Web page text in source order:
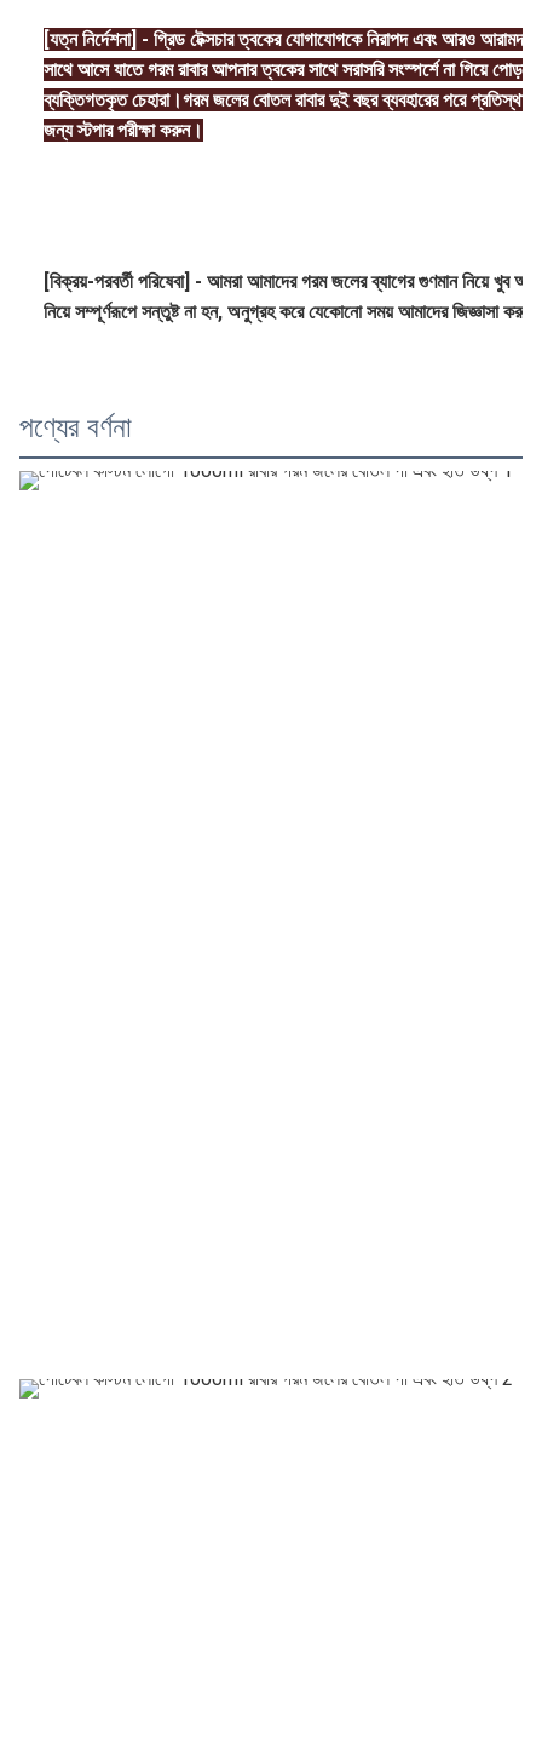
[যত্ন নির্দেশনা] - গ্রিড টেক্সচার ত্বকের যোগাযোগকে নিরাপদ এবং আরও
সাথে আসে যাতে গরম রাবার আপনার ত্বকের সাথে সরাসরি সংস্পর্শে না গিয়ে
ব্যক্তিগতকৃত চেহারা।গরম জলের বোতল রাবার দুই বছর ব্যবহারের পরে প্রতিস্থাপন
জন্য স্টপার পরীক্ষা করুন।
[বিক্রয়-পরবর্তী পরিষেবা] - আমরা আমাদের গরম জলের ব্যাগের গুণমান নিয়ে খুব
নিয়ে সম্পূর্ণরূপে সন্তুষ্ট না হন, অনুগ্রহ করে যেকোনো সময় আমাদের জিজ্ঞাসা করুন!
পণ্যের বর্ণনা